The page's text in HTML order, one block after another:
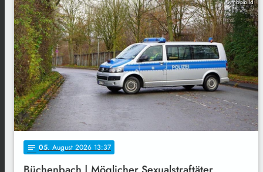
Symbolbild
notes 05. August 2026 13:37